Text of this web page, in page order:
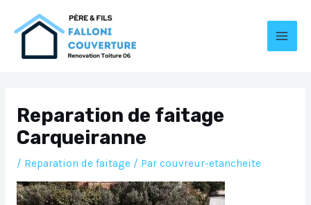
Reparation de faitage
Carqueiranne
/ Reparation de faitage/ Par couvreur-etancheite